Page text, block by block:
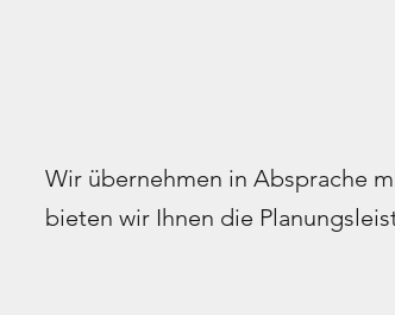
Wir übernehmen in Absprache
bieten wir Ihnen die